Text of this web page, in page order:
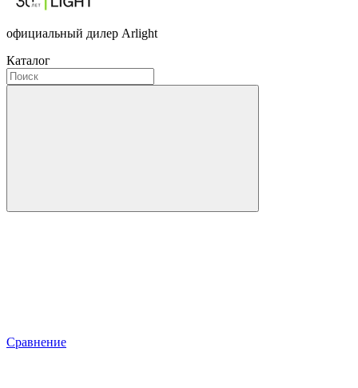
официальный дилер Arlight
Каталог
Сравнение